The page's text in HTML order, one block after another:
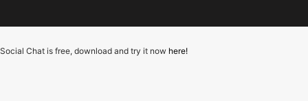
Social Chat is free, download and try it now here!